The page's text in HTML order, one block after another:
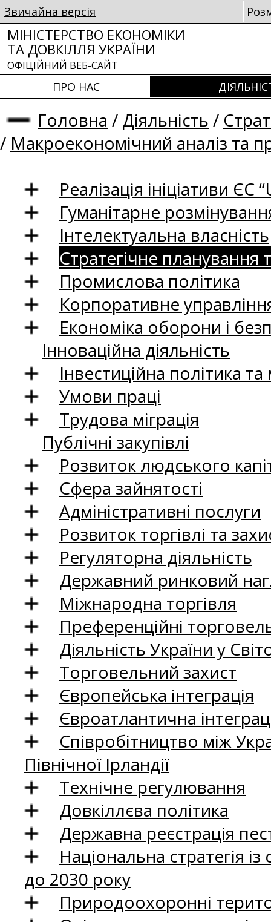
Звичайна версія
МІНІСТЕРСТВО ЕКОНОМІКИ
ТА ДОВКІЛЛЯ УКРАЇНИ
ОФІЦІЙНИЙ ВЕБ-САЙТ
ПРО НАС
Головна / Діяльність /
/ Макроекономічний аналіз та
Реалізація ініціативи ЄС
Гуманітарне
Інтелектуальна власність
Стратегічне
Промислова політика
Корпоративне
Економіка оборони і
Інноваційна діяльність
Інвестиційна політика
Умови праці
Трудова міграція
Публічні закупівлі
Розвиток людського
Сфера зайнятості
Адміністративні послуги
Розвиток торгівлі та
Регуляторна діяльність
Державний ринковий
Міжнародна торгівля
Преференційні
Діяльність України у
Торговельний захист
Європейська інтеграція
Євроатлантична
Співробітництво між
Північної Ірландії
Технічне регулювання
Довкіллєва політика
Державна реєстрація
Національна стратегія
до 2030 року
Природоохоронні